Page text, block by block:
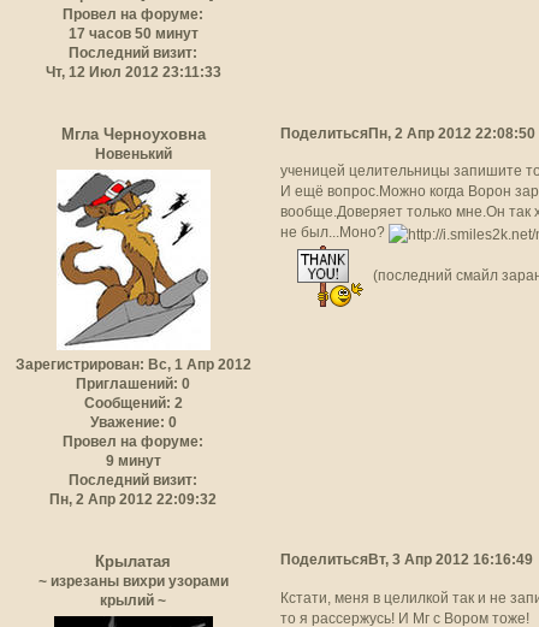
Провел на форуме:
17 часов 50 минут
Последний визит:
Чт, 12 Июл 2012 23:11:33
ПоделитьсяПн, 2 Апр 2012 22:08:50
Мгла Черноуховна
Новенький
Зарегистрирован: Вс, 1 Апр 2012
Приглашений: 0
Сообщений: 2
Уважение: 0
Провел на форуме:
9 минут
Последний визит:
Пн, 2 Апр 2012 22:09:32
ученицей целительницы запишите
И ещё вопрос.Можно когда Ворон
вообще.Доверяет только мне.Он так
не был...Моно?
(последний смайл
Поделиться Вт, 3 Апр 2012 16:16:49
Крылатая
~ изрезаны вихри узорами
крылий ~
Кстати, меня в целилкой так и не
то я рассержусь! И Мг с Вором тоже!